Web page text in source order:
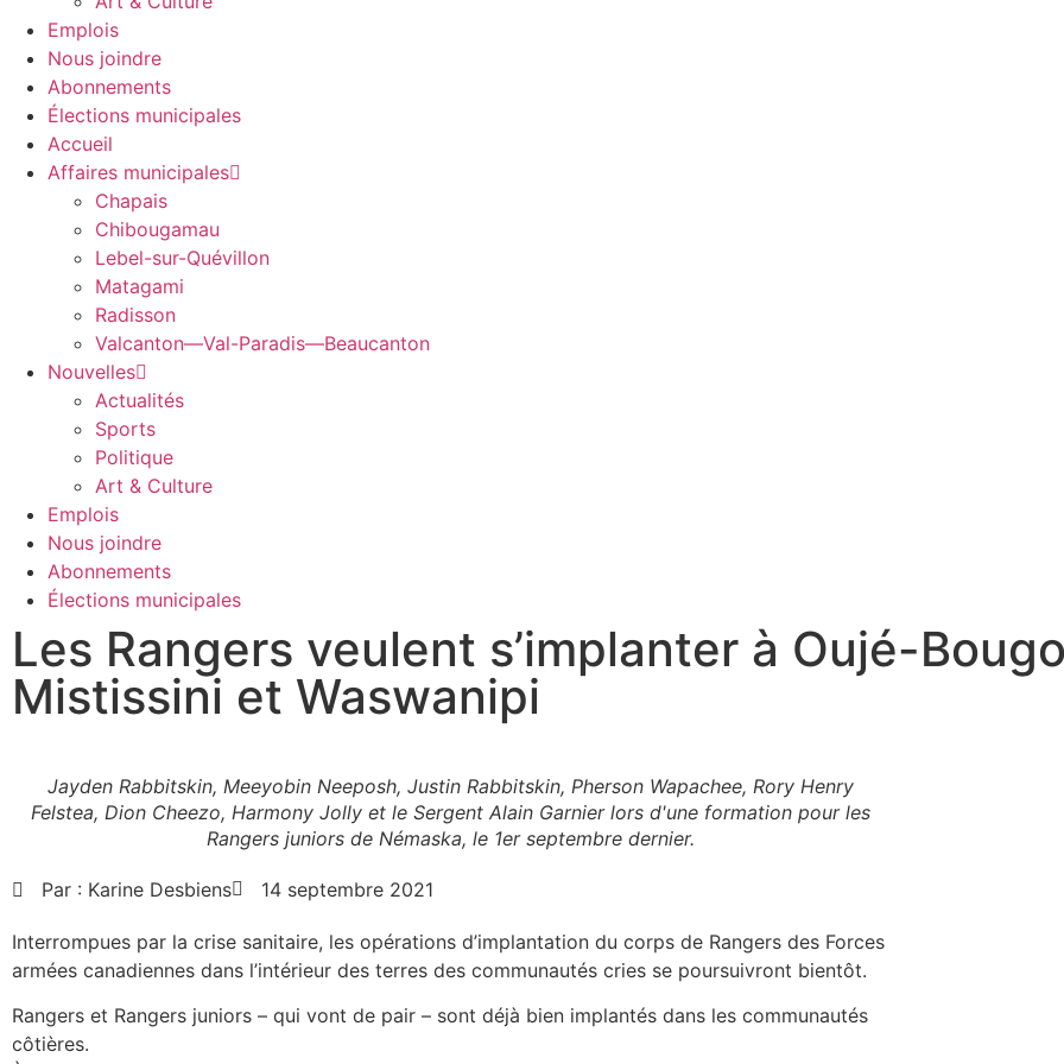
Emplois
Nous joindre
Abonnements
Élections municipales
Accueil
Affaires municipales
Chapais
Chibougamau
Lebel-sur-Quévillon
Matagami
Radisson
Valcanton—Val-Paradis—Beaucanton
Nouvelles
Actualités
Sports
Politique
Art & Culture
Emplois
Nous joindre
Abonnements
Élections municipales
Les Rangers veulent s’implanter à Oujé-
Mistissini et Waswanipi
Jayden Rabbitskin, Meeyobin Neeposh, Justin Rabbitskin, Pherson Wapachee, Rory Henry
Felstea, Dion Cheezo, Harmony Jolly et le Sergent Alain Garnier lors d'une formation pour les
Rangers juniors de Némaska, le 1er septembre dernier.
Par : Karine Desbiens 14 septembre 2021
Interrompues par la crise sanitaire, les opérations d’implantation du corps de Rangers des Forces
armées canadiennes dans l’intérieur des terres des communautés cries se poursuivront bientôt.
Rangers et Rangers juniors – qui vont de pair – sont déjà bien implantés dans les communautés
côtières.